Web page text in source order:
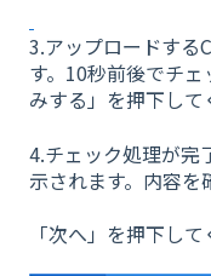
3.アップロードする
す。10秒前後でチ
みする」を押下して
4.チェック処理が完
示されます。内容を
「次へ」を押下して